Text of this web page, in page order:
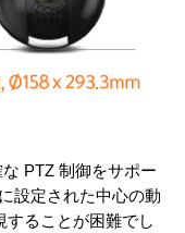
PTZ 制御をサポー
設定された中心の動
することが困難でし